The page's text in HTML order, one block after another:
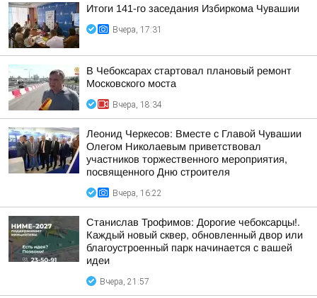
Итоги 141-го заседания Избиркома Чувашии
Вчера, 17:31
В Чебоксарах стартовал плановый ремонт
Московского моста
Вчера, 18:34
Леонид Черкесов: Вместе с Главой Чувашии
Олегом Николаевым приветствовал
участников торжественного мероприятия,
посвященного Дню строителя
Вчера, 16:22
Станислав Трофимов: Дорогие чебоксарцы!.
Каждый новый сквер, обновленный двор или
благоустроенный парк начинается с вашей
идеи
Вчера, 21:57